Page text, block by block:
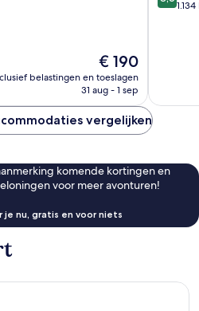
De
prijs
is
€ 190
belastingen en toeslagen
31 aug - 1 sep
van
vergelijken
komende kortingen en
voor meer avonturen!
je nu, gratis en voor niets